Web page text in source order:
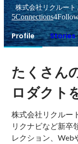
株式会社リクルー
5Connections4
Profile Stories
たくさん
ロダクト
株式会社リクルー
リクナビなど新卒
レクション、Web